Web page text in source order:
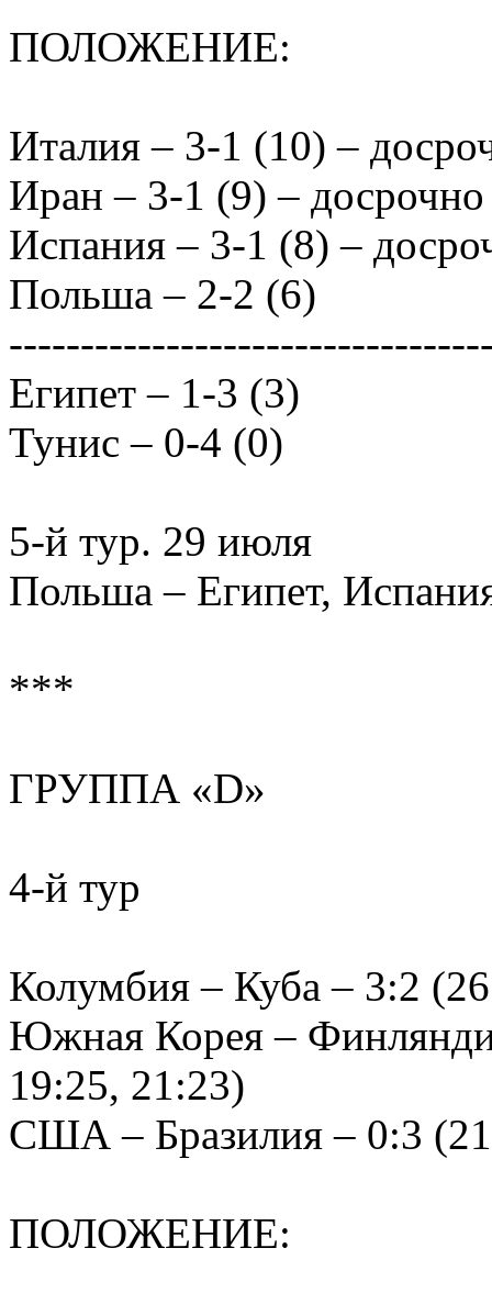
ПОЛОЖЕНИЕ:
Италия – 3-1 (10) –
Иран – 3-1 (9) –
Испания – 3-1 (8) –
Польша – 2-2 (6)
Египет – 1-3 (3)
Тунис – 0-4 (0)
5-й тур. 29 июля
Польша – Египет,
***
ГРУППА «D»
4-й тур
Колумбия – Куба – 3:2
Южная Корея –
19:25, 21:23)
США – Бразилия – 0:3
ПОЛОЖЕНИЕ: